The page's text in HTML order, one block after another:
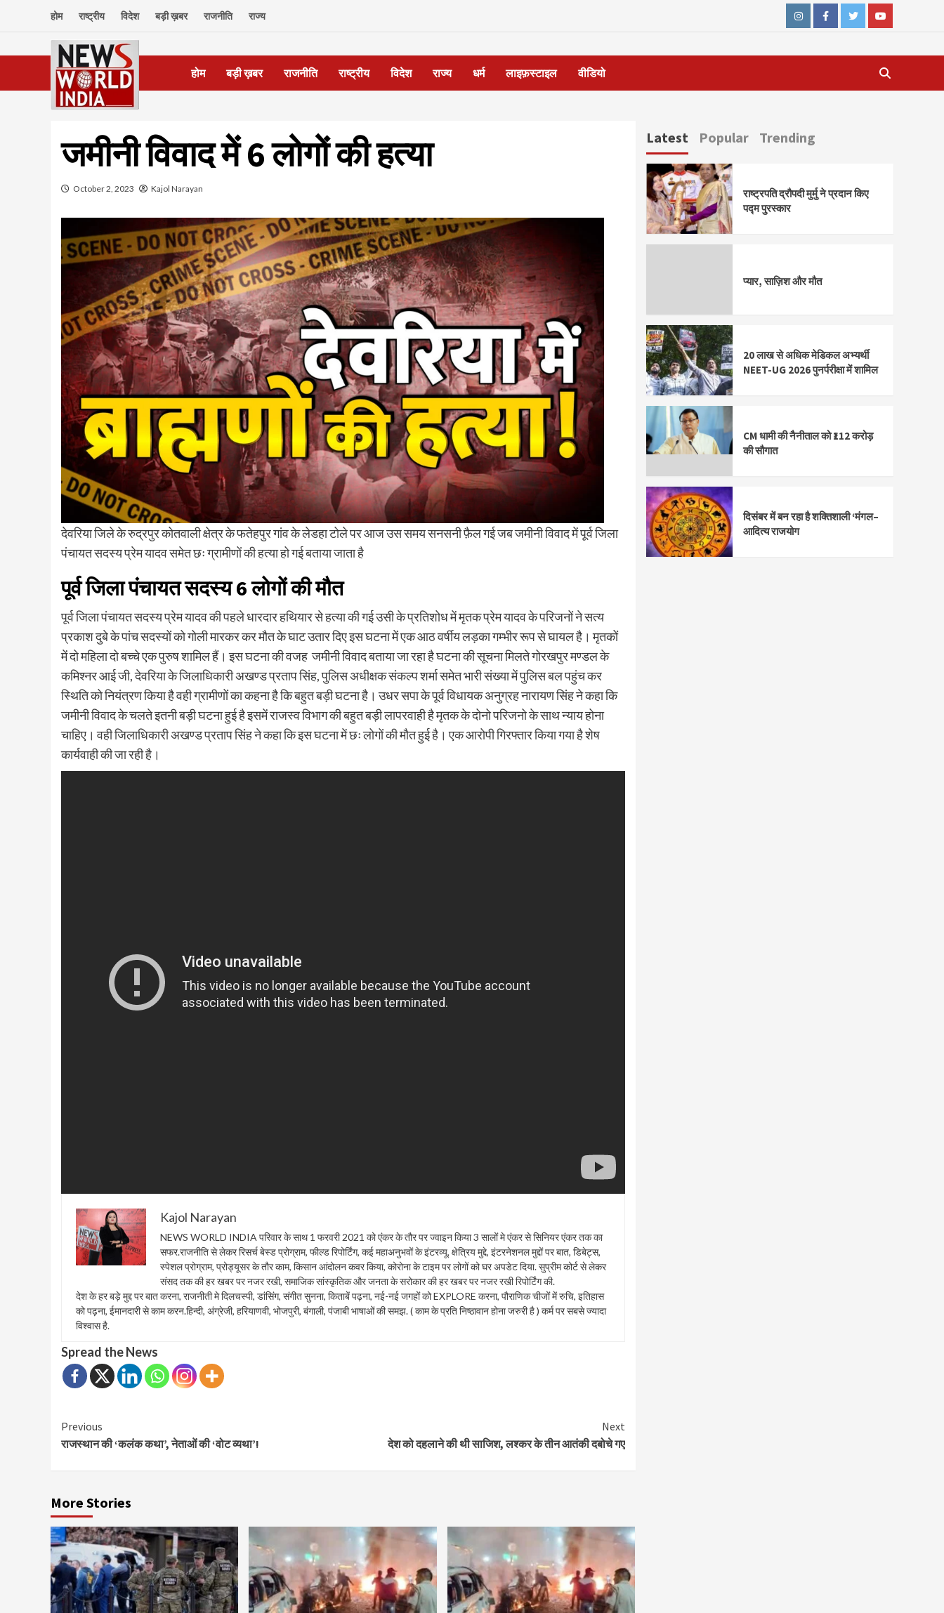
होम राष्ट्रीय विदेश बड़ी ख़बर राजनीति राज्य
InstagramFacebookTwitterYoutube
होम बड़ी ख़बर राजनीति राष्ट्रीय विदेश राज्य धर्म लाइफ़स्टाइल वीडियो
जमीनी विवाद में 6 लोगों की हत्या
October 2, 2023 Kajol Narayan
देवरिया जिले के रुद्रपुर कोतवाली क्षेत्र के फतेहपुर गांव के लेडहा टोले पर आज उस समय सनसनी फ़ैल गई जब जमीनी विवाद में पूर्व जिला
पंचायत सदस्य प्रेम यादव समेत छः ग्रामीणों की हत्या हो गई बताया जाता है
पूर्व जिला पंचायत सदस्य 6 लोगों की मौत
पूर्व जिला पंचायत सदस्य प्रेम यादव की पहले धारदार हथियार से हत्या की गई उसी के प्रतिशोध में मृतक प्रेम यादव के परिजनों ने सत्य
प्रकाश दुबे के पांच सदस्यों को गोली मारकर कर मौत के घाट उतार दिए इस घटना में एक आठ वर्षीय लड़का गम्भीर रूप से घायल है। मृतकों
में दो महिला दो बच्चे एक पुरुष शामिल हैं। इस घटना की वजह जमीनी विवाद बताया जा रहा है घटना की सूचना मिलते गोरखपुर मण्डल के
कमिश्नर आई जी, देवरिया के जिलाधिकारी अखण्ड प्रताप सिंह, पुलिस अधीक्षक संकल्प शर्मा समेत भारी संख्या में पुलिस बल पहुंच कर
स्थिति को नियंत्रण किया है वही ग्रामीणों का कहना है कि बहुत बड़ी घटना है। उधर सपा के पूर्व विधायक अनुग्रह नारायण सिंह ने कहा कि
जमीनी विवाद के चलते इतनी बड़ी घटना हुई है इसमें राजस्व विभाग की बहुत बड़ी लापरवाही है मृतक के दोनो परिजनो के साथ न्याय होना
चाहिए। वही जिलाधिकारी अखण्ड प्रताप सिंह ने कहा कि इस घटना में छः लोगों की मौत हुई है। एक आरोपी गिरफ्तार किया गया है शेष
कार्यवाही की जा रही है।
Kajol Narayan
NEWS WORLD INDIA परिवार के साथ 1 फरवरी 2021 को एंकर के तौर पर ज्वाइन किया 3 सालों मे एंकर से सिनियर एंकर तक का
सफर.राजनीति से लेकर रिसर्च बेस्ड प्रोग्राम, फील्ड रिपोर्टिंग, कई महाअनुभवों के इंटरव्यू, क्षेत्रिय मुद्दे, इंटरनेशनल मुद्दों पर बात, डिबेट्स,
स्पेशल प्रोग्राम, प्रोड्यूसर के तौर काम, किसान आंदोलन कवर किया, कोरोना के टाइम पर लोगों को घर अपडेट दिया. सुप्रीम कोर्ट से लेकर
संसद तक की हर खबर पर नजर रखी, समाजिक सांस्कृतिक और जनता के सरोकार की हर खबर पर नजर रखी रिपोर्टिंग की.
देश के हर बड़े मुद्द पर बात करना, राजनीती मे दिलचस्पी, डांसिंग, संगीत सुनना, किताबें पढ़ना, नई-नई जगहों को EXPLORE करना, पौराणिक चीजों में रुचि, इतिहास
को पढ़ना, ईमानदारी से काम करन.हिन्दी, अंग्रेजी, हरियाणवी, भोजपुरी, बंगाली, पंजाबी भाषाओं की समझ. ( काम के प्रति निष्ठावान होना जरुरी है ) कर्म पर सबसे ज्यादा
विश्वास है.
Spread the News
Continue
Reading
Previous
राजस्थान की ‘कलंक कथा’, नेताओं की ‘वोट व्यथा’!
Next
देश को दहलाने की थी साजिश, लश्कर के तीन आतंकी दबोचे गए
More Stories
Latest Popular Trending
राष्ट्रपति द्रौपदी मुर्मु ने प्रदान किए
पद्म पुरस्कार
प्यार, साज़िश और मौत
20 लाख से अधिक मेडिकल अभ्यर्थी
NEET-UG 2026 पुनर्परीक्षा में शामिल
CM धामी की नैनीताल को ₹112 करोड़
की सौगात
दिसंबर में बन रहा है शक्तिशाली ‘मंगल–
आदित्य राजयोग